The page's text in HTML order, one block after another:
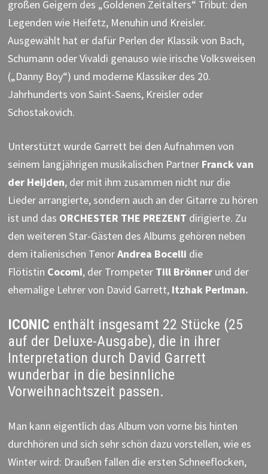
großen Geigern des „Goldenen Zeitalters“ Tribut: den
Legenden wie Heifetz, Menuhin und Kreisler.
Ausgewählt hat er dafür Perlen der Klassik von Bach,
Schumann oder Vivaldi genauso wie irische Volksweisen
(„Danny Boy“) und moderne Klassiker des 20.
Jahrhunderts von Saint-Saens, Kreisler oder
Schostakovich.
Unterstützt wurde Garrett bei den Aufnahmen von
seinem langjährigen musikalischen Partner Franck van
der Heijden, der mit ihm zusammen nicht nur die
Lieder arrangierte, sondern auch an der Gitarre zu hören
ist und das ORCHESTER THE PREZENT dirigierte. Zu
den weiteren Star-Gästen des Albums gehören neben
dem italienischen TenorAndrea Bocelli die
Flötistin Cocomi, der Trompeter Till Brönnerund der
ehemalige Lehrer von David Garrett, Itzhak Perlman.
ICONIC enthält insgesamt 22 Stücke (25
auf der Deluxe-Ausgabe), die in ihrer
Interpretation durch David Garrett
wunderbar in die besinnliche
Vorweihnachtszeit passen.
Man kann eigentlich das Album von vorne bis hinten
durchhören und sich sehr schön dazu vorstellen, wie es
Winter wird: Draußen fallen die ersten Schneeflocken,